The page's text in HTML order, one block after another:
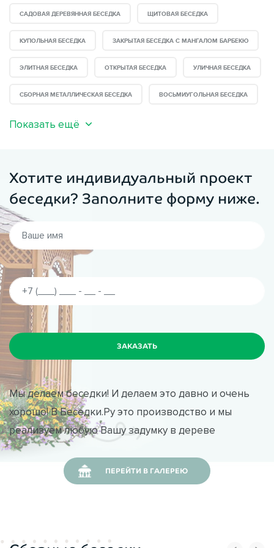
САДОВАЯ ДЕРЕВЯННАЯ БЕСЕДКА ЩИТОВАЯ БЕСЕДКА
КУПОЛЬНАЯ БЕСЕДКА ЗАКРЫТАЯ БЕСЕДКА С МАНГАЛОМ БАРБЕКЮ
ЭЛИТНАЯ БЕСЕДКА ОТКРЫТАЯ БЕСЕДКА УЛИЧНАЯ БЕСЕДКА
СБОРНАЯ МЕТАЛЛИЧЕСКАЯ БЕСЕДКА ВОСЬМИУГОЛЬНАЯ БЕСЕДКА
Показать ещё
Хотите индивидуальный проект
беседки? Заполните форму ниже.
Мы делаем беседки! И делаем это давно и очень
хорошо! В Беседки.Ру это производство и мы
реализуем любую Вашу задумку в дереве
ПЕРЕЙТИ В ГАЛЕРЕЮ